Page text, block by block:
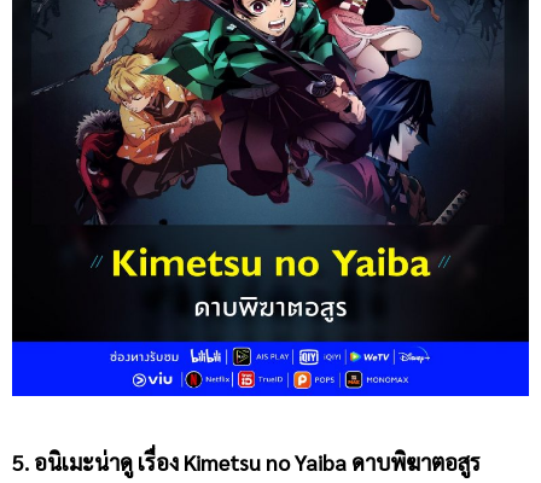
5. อนิเมะน่าดู เรื่อง Kimetsu no Yaiba ดาบพิฆาตอสูร